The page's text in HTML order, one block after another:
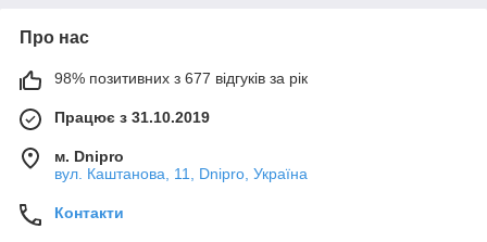
Про нас
98% позитивних з 677 відгуків за рік
Працює з 31.10.2019
м. Dnipro
вул. Каштанова, 11, Dnipro, Україна
Контакти